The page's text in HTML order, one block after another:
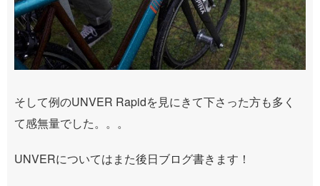
そして例のUNVER Rapidを見にきて下さった方も多く
て感無量でした。。。
UNVERについてはまた後日ブログ書きます！